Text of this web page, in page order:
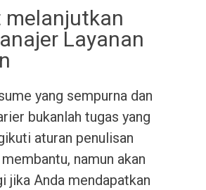
melanjutkan
Layanan
yang sempurna dan
bukanlah tugas yang
aturan penulisan
namun akan
jika Anda mendapatkan